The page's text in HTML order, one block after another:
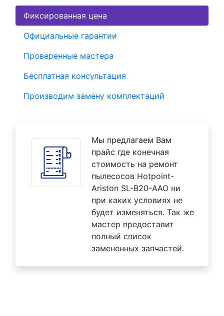
Фиксированная цена
Официальные гарантии
Проверенные мастера
Бесплатная консультация
Производим замену комплектаций
Мы предлагаем Вам
прайс где конечная
стоимость на ремонт
пылесосов Hotpoint-
Ariston SL-B20-AAO ни
при каких условиях не
будет изменяться. Так же
мастер предоставит
полный список
замененных запчастей.